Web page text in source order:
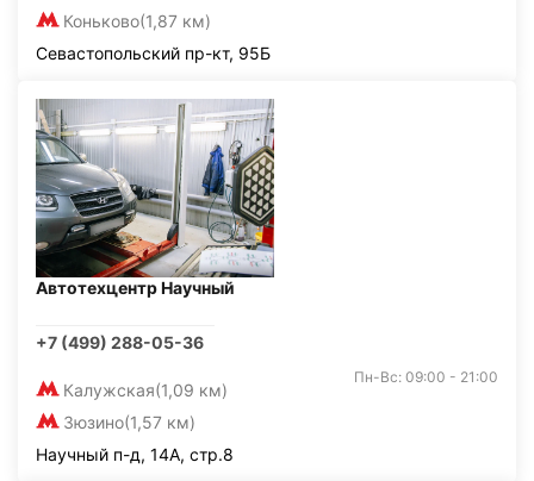
Коньково(1,87 км)
Севастопольский пр-кт, 95Б
Автотехцентр Научный
+7 (499) 288-05-36
Калужская(1,09 км)
Зюзино(1,57 км)
Пн-Вс: 09:00 - 21:00
Научный п-д, 14А, стр.8